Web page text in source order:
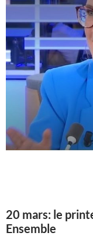
20 mars: le
Ensemble